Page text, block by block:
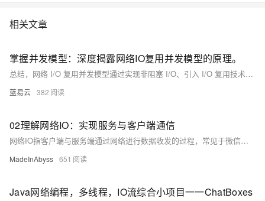
相关文章
掌握并发模型：深度揭露网络IO复用并发模型的原理。
总结，网络 I/O 复用并发模型通过实现非阻塞 I/O、引入 I/O 复用技术如 select、poll 和 epoll，以及采用 Reactor 模式等技巧，为多任务并发提供了有效的解决方案。这样的模型有效提高了系统资源利用率，以及保证了并发任务的高效执行。在现实中，这种模型在许多网络应用程序和分布式系统中都取得了很好的应用成果。
蓝易云 382
02理解网络IO：实现服务与客户端通信
网络IO指客户端与服务端通过网络进行数据收发的过程，常见于微信、QQ等应用。本文详解如何用C语言实现一个支持多客户端连接的TCP服务端，涉及socket编程、线程处理及通信流程，并分析“一消息一线程”模式的优缺点。
MadeInAbyss 651
Java网络编程，多线程，IO流综合小项目一一ChatBoxes